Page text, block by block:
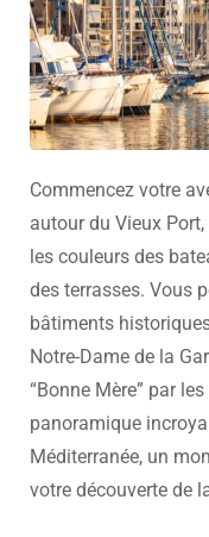
Commencez votre
autour du Vieux
les couleurs des
des terrasses. Vous
bâtiments
Notre-Dame de la
“Bonne Mère” par
panoramique
Méditerranée, un
votre découverte de